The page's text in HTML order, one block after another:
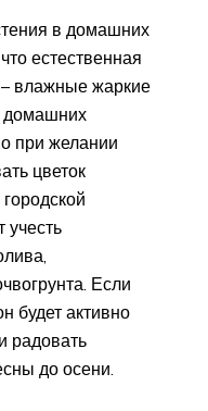
в домашних
естественная
влажные жаркие
домашних
при желании
цветок
учесть
Если
будет активно
радовать
до осени.